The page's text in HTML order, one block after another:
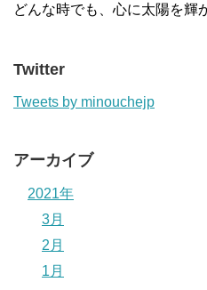
どんな時でも、心に太陽を輝
Twitter
Tweets by minouchejp
アーカイブ
2021年
3月
2月
1月